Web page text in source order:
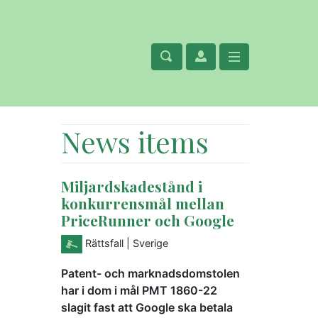
News items
Miljardskadestånd i
konkurrensmål mellan
PriceRunner och Google
Rättsfall | Sverige
Patent- och marknadsdomstolen
har i dom i mål PMT 1860-22
slagit fast att Google ska betala